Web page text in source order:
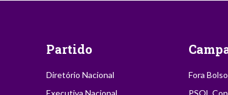
Partido
Diretório Nacional
Executiva Nacional
Fora
PSOL